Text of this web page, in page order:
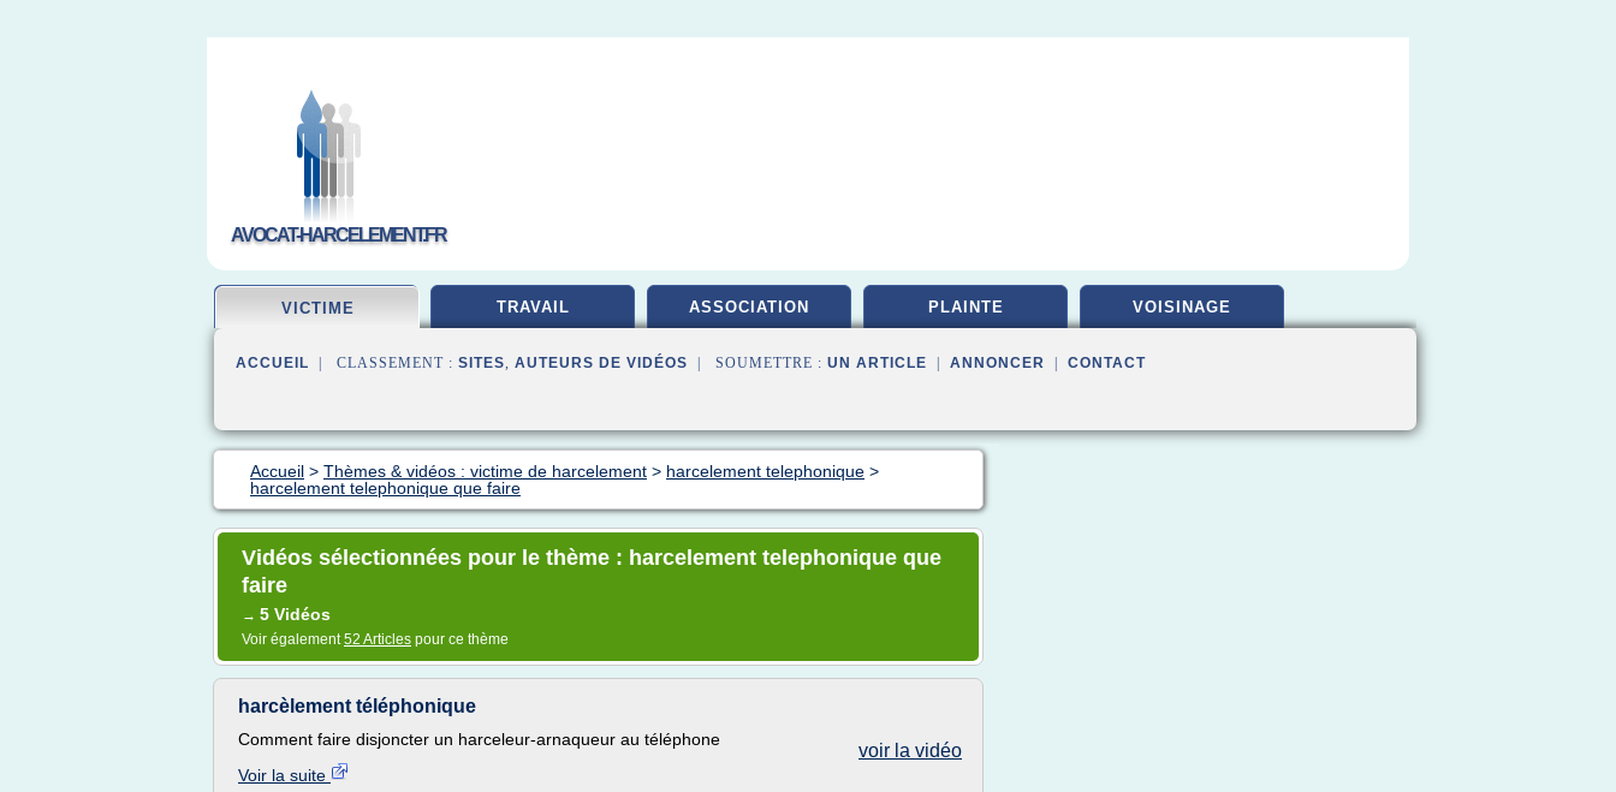
AVOCAT-HARCELEMENT.FR
VICTIME TRAVAIL ASSOCIATION PLAINTE VOISINAGE
ACCUEIL | CLASSEMENT : SITES, AUTEURS DE VIDÉOS | SOUMETTRE : UN ARTICLE ANNONCER CONTACT
Accueil > Thèmes & vidéos : victime de harcelement > harcelement telephonique >
harcelement telephonique que faire
Vidéos sélectionnées pour le thème : harcelement telephonique que
faire
→ 5 Vidéos
Voir également52 Articles pour ce thème
harcèlement téléphonique
voir la vidéo
Comment faire disjoncter un harceleur-arnaqueur au téléphone
Voir la suite